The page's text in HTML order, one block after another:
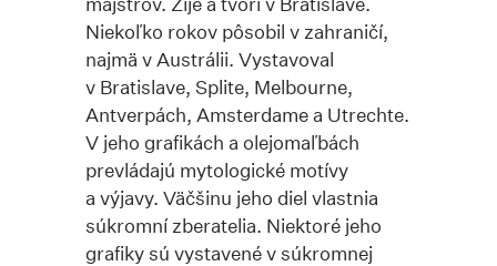
Niekoľko rokov pôsobil v zahraničí,
najmä v Austrálii. Vystavoval
v Bratislave, Splite, Melbourne,
Antverpách, Amsterdame a Utrechte.
V jeho grafikách a olejomaľbách
prevládajú mytologické motívy
a výjavy. Väčšinu jeho diel vlastnia
súkromní zberatelia. Niektoré jeho
grafiky sú vystavené v súkromnej